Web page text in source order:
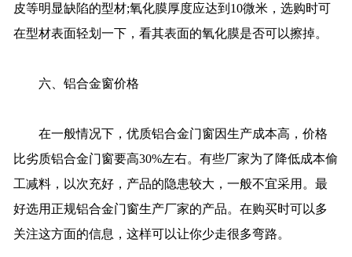
皮等明显缺陷的型材;氧化膜厚度应达到10微米，选购时可
在型材表面轻划一下，看其表面的氧化膜是否可以擦掉。
六、铝合金窗价格
在一般情况下，优质铝合金门窗因生产成本高，价格
比劣质铝合金门窗要高30%左右。有些厂家为了降低成本偷
工减料，以次充好，产品的隐患较大，一般不宜采用。最
好选用正规铝合金门窗生产厂家的产品。在购买时可以多
关注这方面的信息，这样可以让你少走很多弯路。